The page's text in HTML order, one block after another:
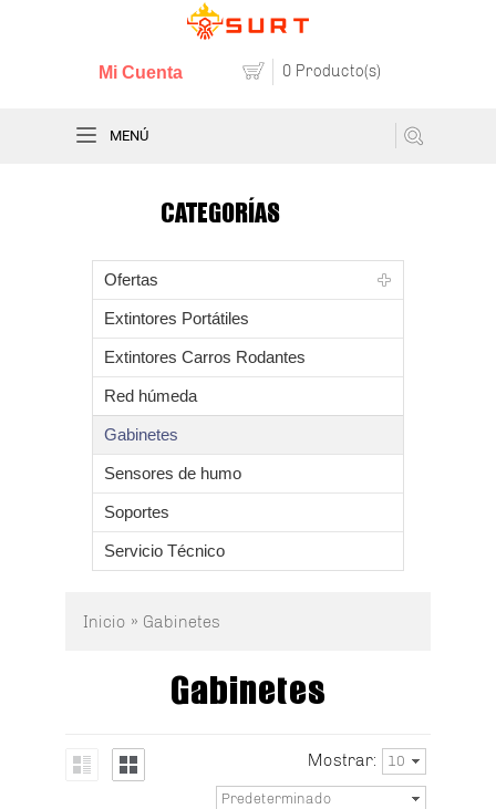
0 Producto(s)
Mi Cuenta
MENÚ
CATEGORÍAS
Ofertas
Extintores Portátiles
Extintores Carros Rodantes
Red húmeda
Gabinetes
Sensores de humo
Soportes
Servicio Técnico
Inicio » Gabinetes
Gabinetes
Mostrar: 10
Predeterminado